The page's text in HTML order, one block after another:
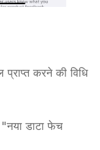
करने की विधि
डाटा फेच